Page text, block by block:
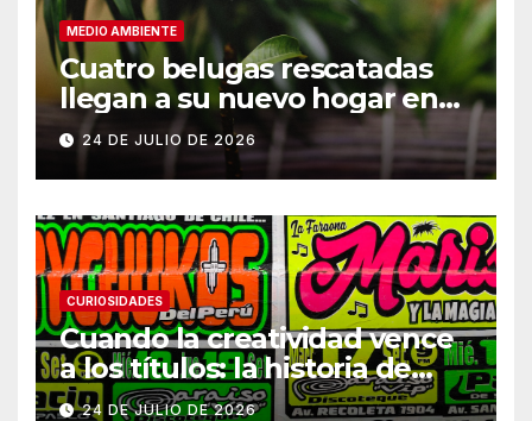
MEDIO AMBIENTE
Cuatro belugas rescatadas
llegan a su nuevo hogar en
Chicago
24 DE JULIO DE 2026
CURIOSIDADES
Cuando la creatividad vence
a los títulos: la historia de
Armani
24 DE JULIO DE 2026